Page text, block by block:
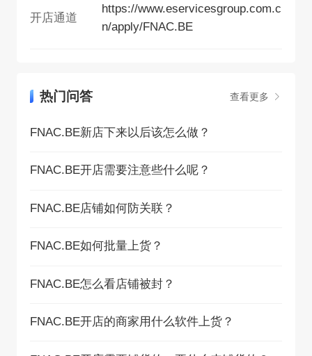
开店通道
https://www.eservicesgroup.com.c
n/apply/FNAC.BE
热门问答 查看更多
FNAC.BE新店下来以后该怎么做？
FNAC.BE开店需要注意些什么呢？
FNAC.BE店铺如何防关联？
FNAC.BE如何批量上货？
FNAC.BE怎么看店铺被封？
FNAC.BE开店的商家用什么软件上货？